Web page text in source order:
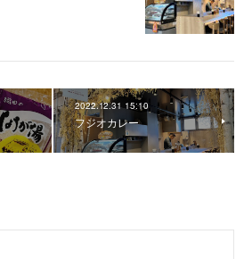
2022.12.31 15:10
フジオカレー